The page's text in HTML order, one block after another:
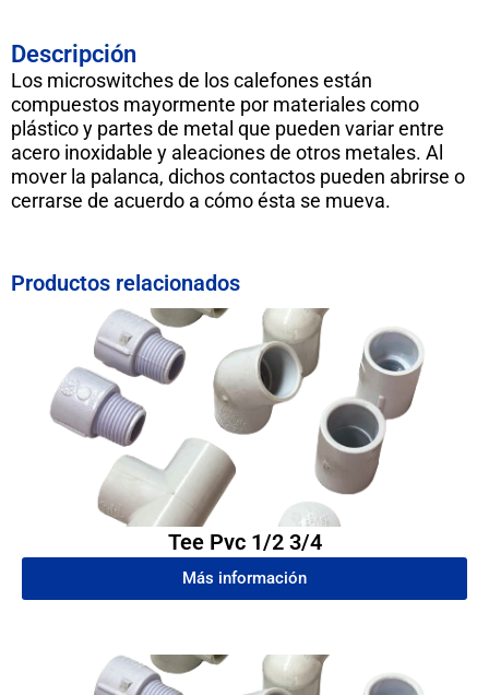
Descripción
Los microswitches de los calefones están
compuestos mayormente por materiales como
plástico y partes de metal que pueden variar entre
acero inoxidable y aleaciones de otros metales. Al
mover la palanca, dichos contactos pueden abrirse o
cerrarse de acuerdo a cómo ésta se mueva.
Productos relacionados
Tee Pvc 1/2 3/4
Más información